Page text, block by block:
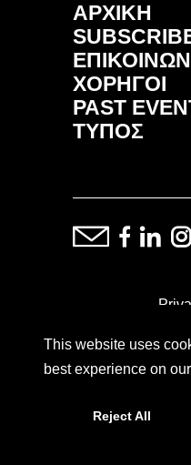
This website uses
best experience on
Reject All
ΑΡΧΙΚΗ
ΧΟΡΗΓΟΙ
PAST
ΤΥΠΟΣ
ⓒ Copyright: Demand